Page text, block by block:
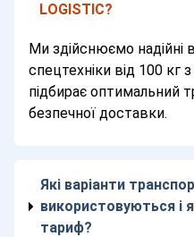
LOGISTIC?
Ми здійснюємо надійні
спецтехніки від 100 кг
підбирає оптимальний
безпечної доставки.
Які варіанти
використовуються і
тариф?